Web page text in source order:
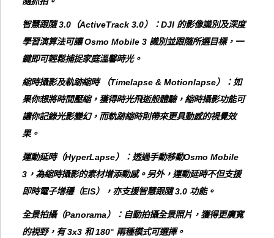
智慧跟隨 3.0（ActiveTrack 3.0）：DJI 的影像識別及深度
學習演算法可讓 Osmo Mobile 3 識別並跟隨所選目標，一
鍵即可輕鬆捕捉家庭溫馨時光。
縮時攝影及軌跡縮時 （Timelapse & Motionlapse）：如
果你想將時間壓縮，獲得時光飛逝般體驗，縮時攝影功能可
讓你記錄光影變幻，而軌跡縮時則帶來更具動感的視覺效
果。
運動延時（HyperLapse）：透過手動移動Osmo Mobile
3，為縮時攝影的素材增添動感。另外，運動延時不但支援
即時電子增穩（EIS），亦支援智慧跟隨 3.0 功能。
全景拍攝（Panorama）：自動拍攝全景照片，獲得更廣寬
的視野，有 3x3 和 180° 兩種模式可選擇。